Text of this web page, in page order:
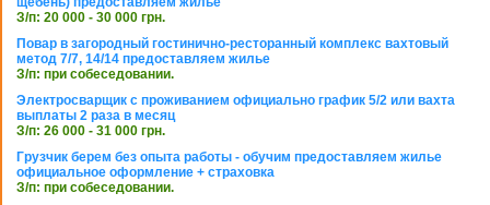
З/п: 20 000 - 30 000 грн.
Повар в загородный гостинично-ресторанный комплекс вахтовый
метод 7/7, 14/14 предоставляем жилье
З/п: при собеседовании.
Электросварщик с проживанием официально график 5/2 или вахта
выплаты 2 раза в месяц
З/п: 26 000 - 31 000 грн.
Грузчик берем без опыта работы - обучим предоставляем жилье
официальное оформление + страховка
З/п: при собеседовании.